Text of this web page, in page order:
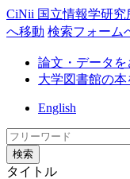
CiNii 国立情報学研
へ移動 検索フォーム
論文・データを
大学図書館の本
English
検索
タイトル